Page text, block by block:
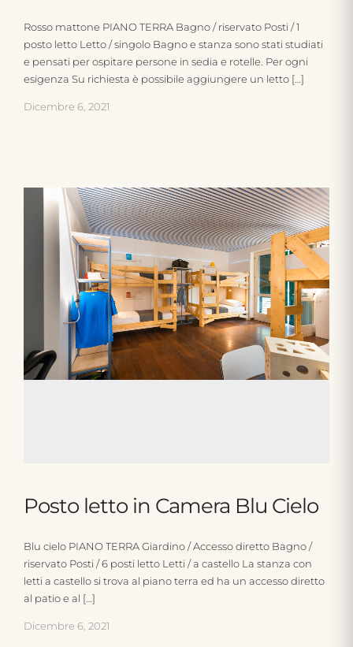
Rosso mattone PIANO TERRA Bagno / riservato Posti / 1
posto letto Letto / singolo Bagno e stanza sono stati studiati
e pensati per ospitare persone in sedia e rotelle. Per ogni
esigenza Su richiesta è possibile aggiungere un letto […]
Dicembre 6, 2021
Posto letto in Camera Blu Cielo
Blu cielo PIANO TERRA Giardino / Accesso diretto Bagno /
riservato Posti / 6 posti letto Letti / a castello La stanza con
letti a castello si trova al piano terra ed ha un accesso diretto
al patio e al […]
Dicembre 6, 2021